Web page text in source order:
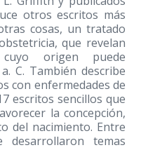
otros escritos más
cosas, un tratado
que revelan
cuyo origen puede
C. También describe
con enfermedades de
escritos sencillos que
la concepción,
del nacimiento. Entre
desarrollaron temas